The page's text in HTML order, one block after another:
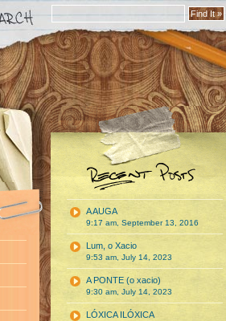
A AUGA
9:17 am, September 13, 2016
Lum, o Xacio
9:53 am, July 14, 2023
A PONTE (o xacio)
9:30 am, July 14, 2023
LÓXICA ILÓXICA